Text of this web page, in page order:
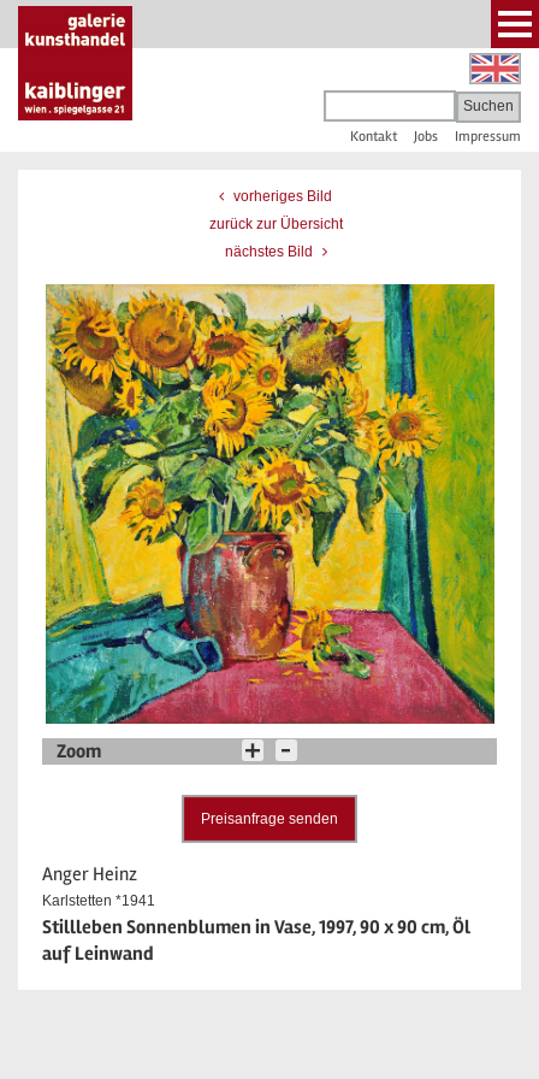
Kontakt Jobs Impressum
vorheriges Bild
zurück zur Übersicht
nächstes Bild
Zoom
Preisanfrage senden
Anger Heinz
Karlstetten *1941
Stillleben Sonnenblumen in Vase, 1997, 90 x 90 cm, Öl
auf Leinwand